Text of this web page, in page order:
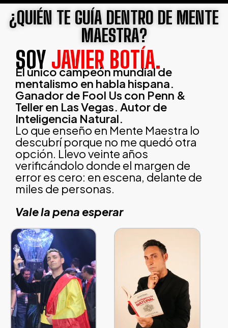
¿QUIÉN TE GUÍA DENTRO DE MENTE
MAESTRA?
SOY JAVIER BOTÍA.
El único campeón mundial de
mentalismo en habla hispana.
Ganador de Fool Us con Penn &
Teller en Las Vegas. Autor de
Inteligencia Natural.
Lo que enseño en Mente Maestra lo
descubrí porque no me quedó otra
opción. Llevo veinte años
verificándolo donde el margen de
error es cero: en escena, delante de
miles de personas.
Vale la pena esperar